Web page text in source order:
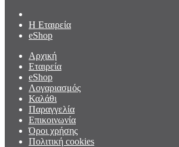
Η Εταιρεία
eShop
Αρχική
Εταιρεία
eShop
Λογαριασμός
Καλάθι
Παραγγελία
Επικοινωνία
Όροι χρήσης
Πολιτική cookies